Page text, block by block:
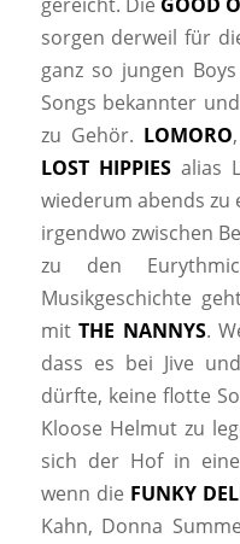
sorgen derweil für
ganz so jungen
Songs bekannter
zu Gehör. LOMORO
LOST HIPPIES alias
wiederum abends zu
irgendwo zwischen
zu den
Musikgeschichte
mitTHE NANNYS.
dass es bei Jive
dürfte, keine flotte
Kloose Helmut zu
sich der Hof in
wenn die FUNKY
Kahn, Donna